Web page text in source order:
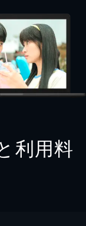
利用料